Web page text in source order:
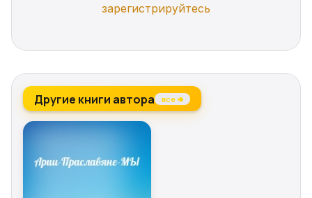
зарегистрируйтесь
Другие книги автора все →